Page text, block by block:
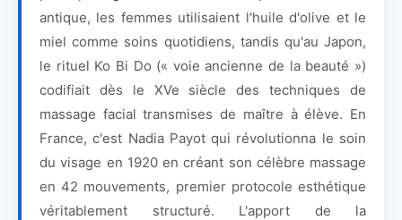
antique, les femmes utilisaient l'huile d'olive et le
miel comme soins quotidiens, tandis qu'au Japon,
le rituel Ko Bi Do (« voie ancienne de la beauté »)
codifiait dès le XVe siècle des techniques de
massage facial transmises de maître à élève. En
France, c'est Nadia Payot qui révolutionna le soin
du visage en 1920 en créant son célèbre massage
en 42 mouvements, premier protocole esthétique
véritablement structuré. L'apport de la